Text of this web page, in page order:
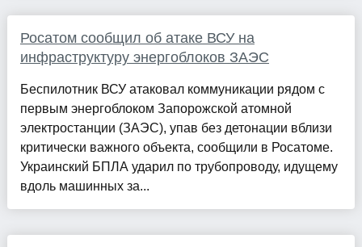
Росатом сообщил об атаке ВСУ на
инфраструктуру энергоблоков ЗАЭС
Беспилотник ВСУ атаковал коммуникации рядом с
первым энергоблоком Запорожской атомной
электростанции (ЗАЭС), упав без детонации вблизи
критически важного объекта, сообщили в Росатоме.
Украинский БПЛА ударил по трубопроводу, идущему
вдоль машинных за...